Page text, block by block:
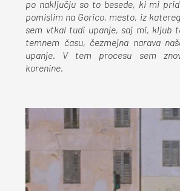
po naključju so to besede, ki mi
pomislim na Gorico, mesto, iz
sem vtkal tudi upanje, saj mi, kljub
temnem času, čezmejna narava
upanje. V tem procesu sem
korenine.